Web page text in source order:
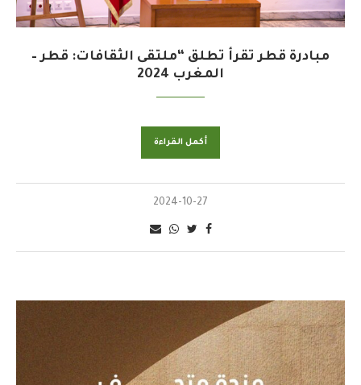
مبادرة قطر تقرأ تطلق “ملتقى الثقافات: قطر –
المغرب 2024
أكمل القراءة
2024-10-27